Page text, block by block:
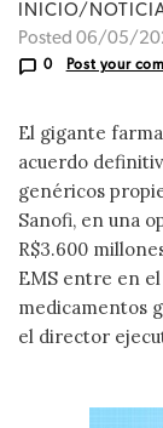
INICIO/
Posted 06/05/
0 Post your
El gigante
acuerdo
genéricos
Sanofi, en una
R$3.600
EMS entre en
medicamentos
el director